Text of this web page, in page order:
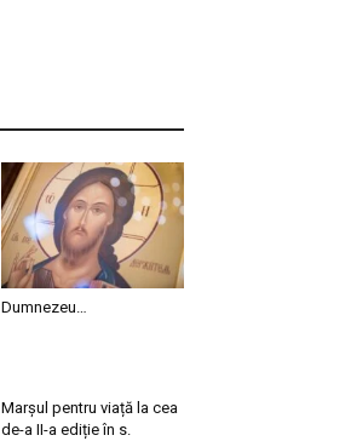
Dumnezeu…
Marșul pentru viață la cea
de-a II-a ediție în s.